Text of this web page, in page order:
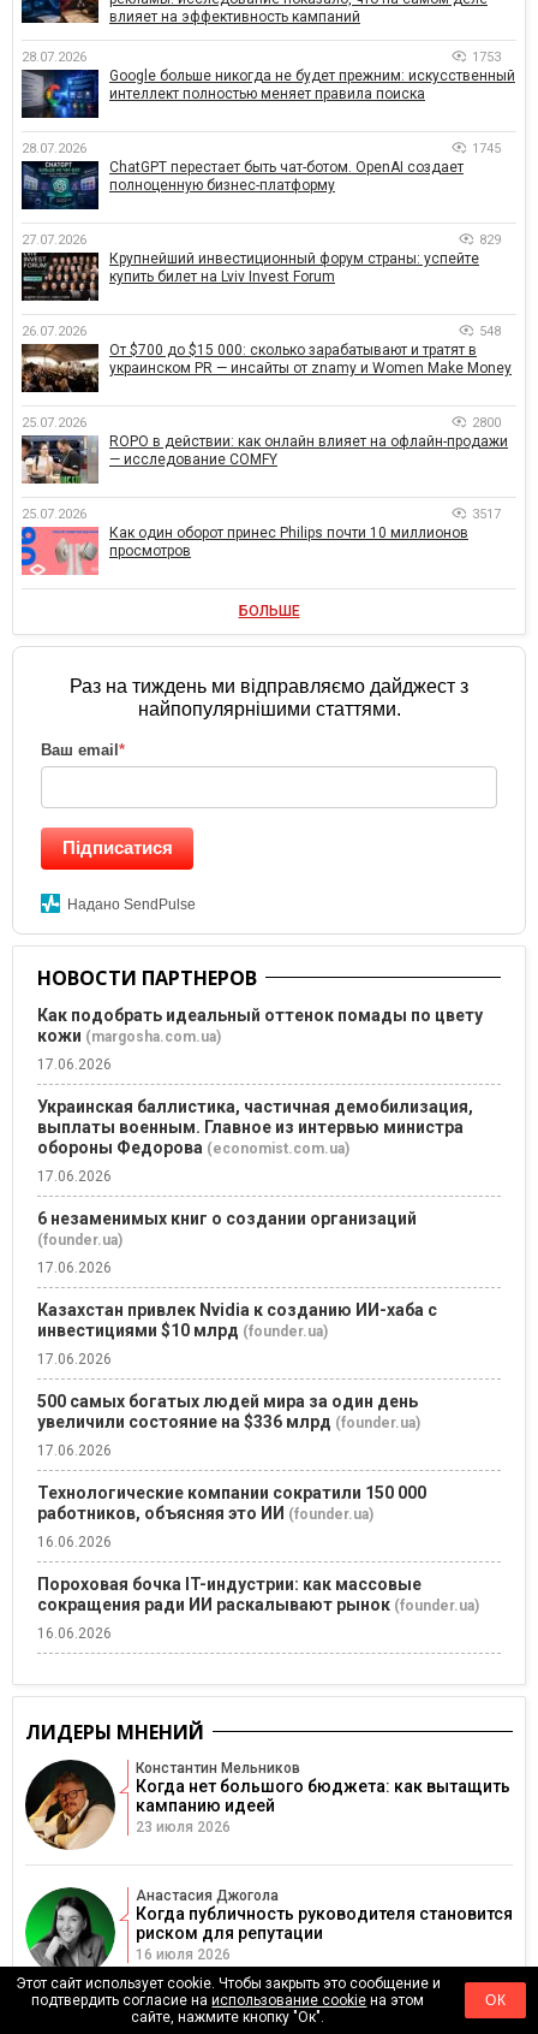
влияет на эффективность кампаний
28.07.2026 1753
Google больше никогда не будет прежним: искусственный
интеллект полностью меняет правила поиска
28.07.2026 1745
ChatGPT перестает быть чат-ботом. OpenAI создает
полноценную бизнес-платформу
27.07.2026 829
Крупнейший инвестиционный форум страны: успейте
купить билет на Lviv Invest Forum
26.07.2026 548
От $700 до $15 000: сколько зарабатывают и тратят в
украинском PR — инсайты от znamy и Women Make Money
25.07.2026 2800
ROPO в действии: как онлайн влияет на офлайн-продажи
— исследование COMFY
25.07.2026 3517
Как один оборот принес Philips почти 10 миллионов
просмотров
БОЛЬШЕ
Раз на тиждень ми відправляємо дайджест з
найпопулярнішими статтями.
Ваш email*
Підписатися
Надано SendPulse
НОВОСТИ ПАРТНЕРОВ
Как подобрать идеальный оттенок помады по цвету
кожи (margosha.com.ua)
17.06.2026
Украинская баллистика, частичная демобилизация,
выплаты военным. Главное из интервью министра
обороны Федорова (economist.com.ua)
17.06.2026
6 незаменимых книг о создании организаций
(founder.ua)
17.06.2026
Казахстан привлек Nvidia к созданию ИИ-хаба с
инвестициями $10 млрд (founder.ua)
17.06.2026
500 самых богатых людей мира за один день
увеличили состояние на $336 млрд (founder.ua)
17.06.2026
Технологические компании сократили 150 000
работников, объясняя это ИИ (founder.ua)
16.06.2026
Пороховая бочка IT-индустрии: как массовые
сокращения ради ИИ раскалывают рынок (founder.ua)
16.06.2026
ЛИДЕРЫ МНЕНИЙ
Константин Мельников
Когда нет большого бюджета: как вытащить
кампанию идеей
23 июля 2026
Анастасия Джогола
Когда публичность руководителя становится
риском для репутации
16 июля 2026
Татьяна Грищенко
Этот сайт использует cookie. Чтобы закрыть это сообщение и
подтвердить согласие наиспользование cookie на этом
сайте, нажмите кнопку "Ок".
ОК